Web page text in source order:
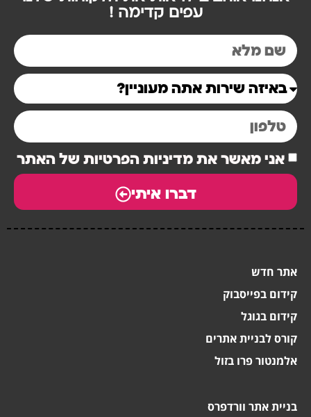
עפים קדימה !
אני מאשר את מדיניות הפרטיות של האתר
דברו איתי
אתר חדש
קידום בפייסבוק
קידום בגוגל
קורס לבניית אתרים
אלמנטור פרו בזול
בניית אתר וורדפרס